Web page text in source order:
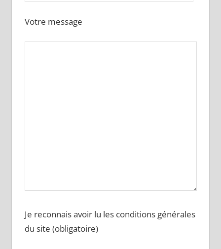
Votre message
Je reconnais avoir lu les conditions générales
du site (obligatoire)